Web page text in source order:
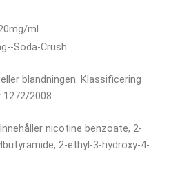
ml
blandningen. Klassificering
1272/2008
nicotine benzoate, 2-
2-ethyl-3-hydroxy-4-